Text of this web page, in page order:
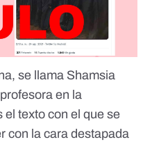
se llama Shamsia
en la
texto con el que se
con la cara destapada